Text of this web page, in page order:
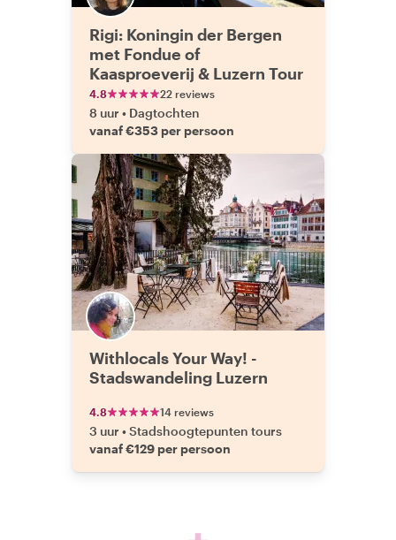
Rigi: Koningin der Bergen
met Fondue of
Kaasproeverij & Luzern Tour
4.8 22 reviews
8 uur • Dagtochten
vanaf €353 per persoon
Withlocals Your Way! -
Stadswandeling Luzern
4.8 14 reviews
3 uur •Stadshoogtepunten tours
vanaf €129 per persoon